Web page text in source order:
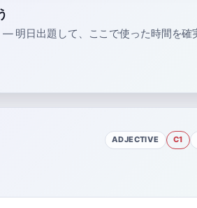
明日出題して、ここで使った時間を確
ADJECTIVE C1